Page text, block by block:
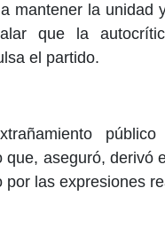
mantener la unidad
que la
el partido.
que, aseguró, derivó
por las expresiones